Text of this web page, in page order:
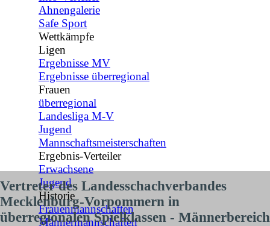
Ahnengalerie
Safe Sport
Wettkämpfe
Ligen
Ergebnisse MV
Ergebnisse überregional
Frauen
überregional
Landesliga M-V
Jugend
Mannschaftsmeisterschaften
Ergebnis-Verteiler▼
Erwachsene
Jugend
Historie
Frauenmannschaften
Männermannschaften
Vertreter des Landesschachverbandes
Mecklenburg-Vorpommern in
überregionalen Spielklassen - Männerbereich